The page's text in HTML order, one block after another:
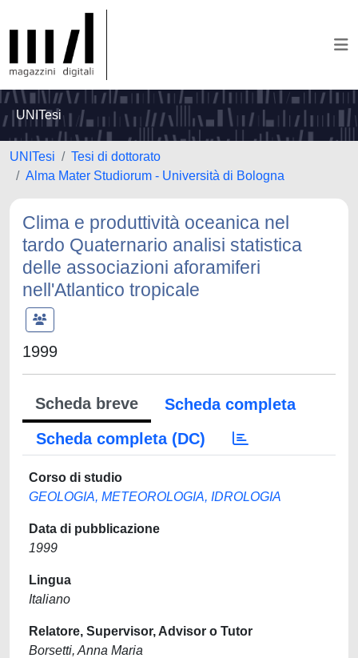
UNITesi
UNITesi
Tesi di dottorato
Alma Mater Studiorum - Università di Bologna
Clima e produttività oceanica nel
tardo Quaternario analisi statistica
delle associazioni aforamiferi
nell'Atlantico tropicale
1999
Scheda breve
Scheda completa
Scheda completa (DC)
Corso di studio
GEOLOGIA, METEOROLOGIA, IDROLOGIA
Data di pubblicazione
1999
Lingua
Italiano
Relatore, Supervisor, Advisor o Tutor
Borsetti, Anna Maria